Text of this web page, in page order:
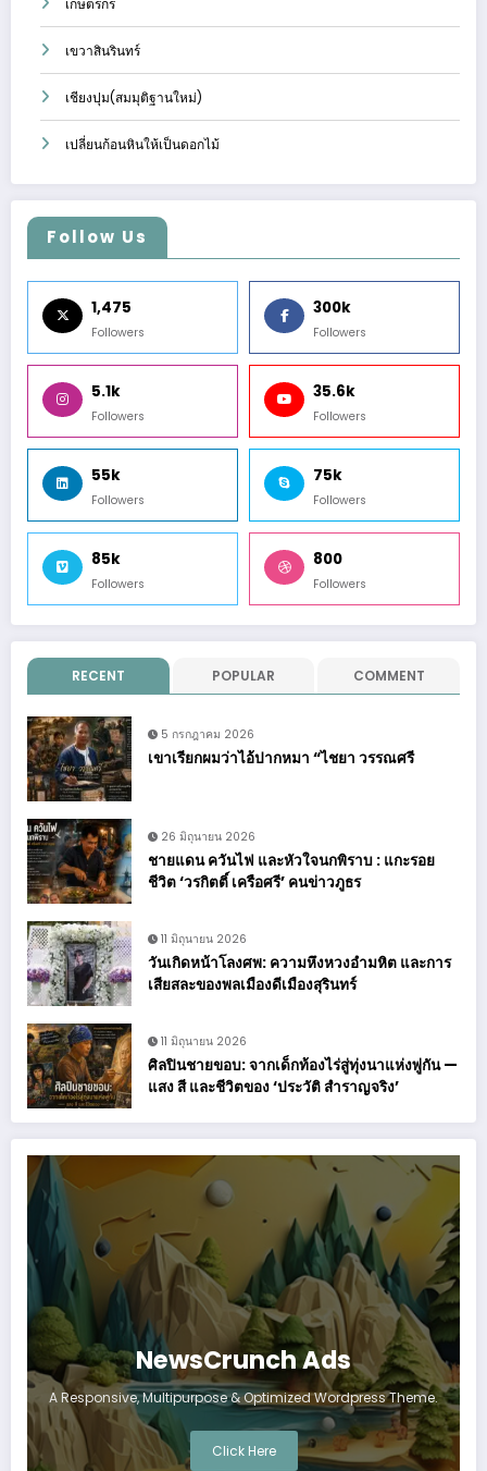
เกษตรกร
เขวาสินรินทร์
เชียงปุม(สมมุติฐานใหม่)
เปลี่ยนก้อนหินให้เป็นดอกไม้
Follow Us
1,475
Followers
300k
Followers
5.1k
Followers
35.6k
Followers
55k
Followers
75k
Followers
85k
Followers
800
Followers
RECENT POPULAR COMMENT
5 กรกฎาคม 2026
เขาเรียกผมว่าไอ้ปากหมา “ไชยา วรรณศรี
26 มิถุนายน 2026
ชายแดน ควันไฟ และหัวใจนกพิราบ : แกะรอย
ชีวิต ‘วรกิตติ์ เครือศรี’ คนข่าวภูธร
11 มิถุนายน 2026
วันเกิดหน้าโลงศพ: ความหึงหวงอำมหิต และการ
เสียสละของพลเมืองดีเมืองสุรินทร์
11 มิถุนายน 2026
ศิลปินชายขอบ: จากเด็กท้องไร่สู่ทุ่งนาแห่งพู่กัน —
แสง สี และชีวิตของ ‘ประวัติ สำราญจริง’
NewsCrunch Ads
A Responsive, Multipurpose & Optimized Wordpress Theme.
Click Here